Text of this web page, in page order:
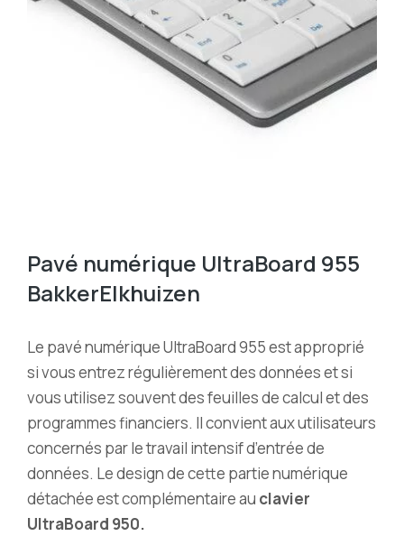
Pavé numérique UltraBoard 955
BakkerElkhuizen
Le pavé numérique UltraBoard 955 est approprié
si vous entrez régulièrement des données et si
vous utilisez souvent des feuilles de calcul et des
programmes financiers. Il convient aux utilisateurs
concernés par le travail intensif d’entrée de
données. Le design de cette partie numérique
détachée est complémentaire au clavier
UltraBoard 950.